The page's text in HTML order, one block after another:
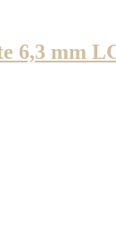
6,3 mm